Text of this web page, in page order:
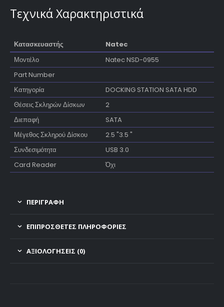
Τεχνικά Χαρακτηριστικά
Κατασκευαστής
Natec
Μοντέλο
Natec NSD-0955
Part Number
Κατηγορία
DOCKING STATION SATA HDD
Θέσεις Σκληρών Δίσκων
2
Διεπαφή
SATA
Μέγεθος Σκληρού Δίσκου
2.5 "3.5 "
Συνδεσιμότητα
USB 3.0
Card Reader
Όχι
ΠΕΡΙΓΡΑΦΗ
ΕΠΙΠΡΌΣΘΕΤΕΣ ΠΛΗΡΟΦΟΡΊΕΣ
ΑΞΙΟΛΟΓΉΣΕΙΣ (0)